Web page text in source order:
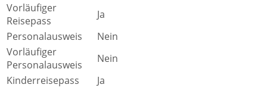
Vorläufiger
Reisepass
Ja
Personalausweis
Nein
Vorläufiger
Personalausweis
Nein
Kinderreisepass
Ja